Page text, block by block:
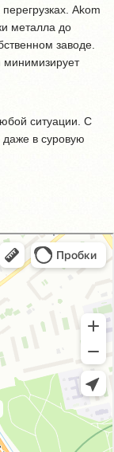
Akom
металла до
заводе.
минимизирует
ситуации. С
даже в суровую